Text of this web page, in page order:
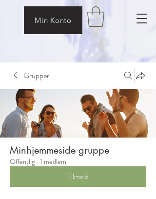
Min Konto
Grupper
Minhjemmeside gruppe
Offentlig · 1 medlem
Tilmeld